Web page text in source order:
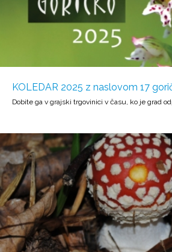
KOLEDAR 2025 z naslovom 17
Dobite ga v grajski trgovinici v času, ko je grad